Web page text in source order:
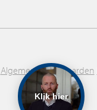
Algemene voorwaarden
Klik hier